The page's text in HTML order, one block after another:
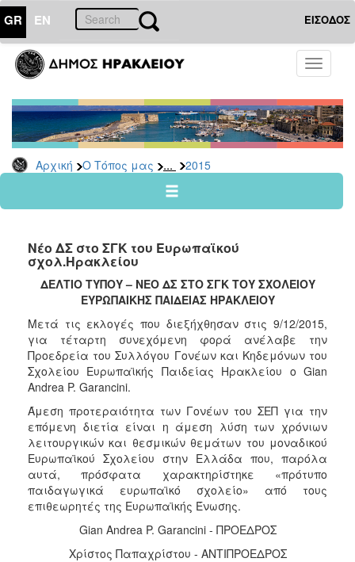
GR EN ΕΙΣΟΔΟΣ
Toggle
Αρχική Ο Τόπος μας ... 2015
ΤΟΠΟΣ
ΜΑΣ
Ανακοινώσεις
Αρχείο
2026
2024
2022
2021
2020
2019
2018
2017
2015
2012
2011
Νέο ΔΣ στο ΣΓΚ του Ευρωπαϊκού
σχολ.Ηρακλείου
ΔΕΛΤΙΟ ΤΥΠΟΥ – ΝΕΟ ΔΣ ΣΤΟ ΣΓΚ ΤΟΥ ΣΧΟΛΕΙΟΥ
ΕΥΡΩΠΑΙΚΗΣ ΠΑΙΔΕΙΑΣ ΗΡΑΚΛΕΙΟΥ
Μετά τις εκλογές που διεξήχθησαν στις 9/12/2015,
για τέταρτη συνεχόμενη φορά ανέλαβε την
Προεδρεία του Συλλόγου Γονέων και Κηδεμόνων του
Σχολείου Ευρωπαϊκής Παιδείας Ηρακλείου ο Gian
Andrea P. Garancini.
Άμεση προτεραιότητα των Γονέων του ΣΕΠ για την
επόμενη διετία είναι η άμεση λύση των χρόνιων
λειτουργικών και θεσμικών θεμάτων του μοναδικού
Ευρωπαϊκού Σχολείου στην Ελλάδα που, παρόλα
αυτά, πρόσφατα χαρακτηρίστηκε «πρότυπο
παιδαγωγικά ευρωπαϊκό σχολείο» από τους
επιθεωρητές της Ευρωπαϊκής Ένωσης.
Gian Andrea P. Garancini - ΠΡΟΕΔΡΟΣ
Χρίστος Παπαχρίστου - ΑΝΤΙΠΡΟΕΔΡΟΣ